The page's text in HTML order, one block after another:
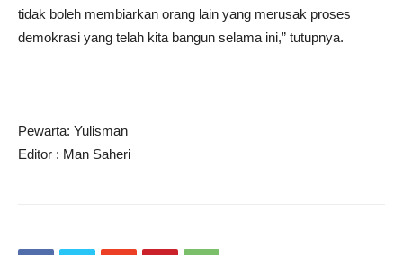
tidak boleh membiarkan orang lain yang merusak proses
demokrasi yang telah kita bangun selama ini,” tutupnya.
Pewarta: Yulisman
Editor : Man Saheri